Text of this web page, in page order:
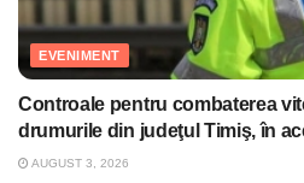
EVENIMENT
Controale pentru combaterea
drumurile din judeţul Timiş, în
AUGUST 3, 2026